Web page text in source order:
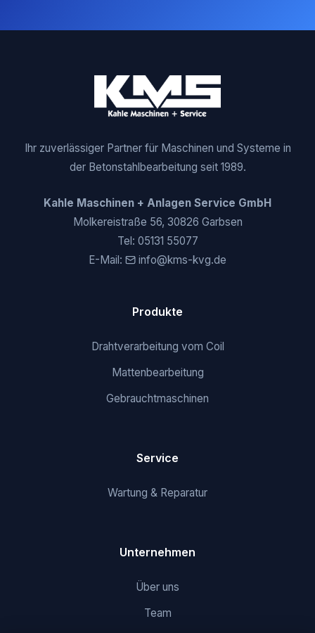
Ihr zuverlässiger Partner für Maschinen und Systeme in
der Betonstahlbearbeitung seit 1989.
Kahle Maschinen + Anlagen Service GmbH
Molkereistraße 56, 30826 Garbsen
Tel: 05131 55077
E-Mail:
info@kms-kvg.de
Produkte
Drahtverarbeitung vom Coil
Mattenbearbeitung
Gebrauchtmaschinen
Service
Wartung & Reparatur
Unternehmen
Über uns
Team